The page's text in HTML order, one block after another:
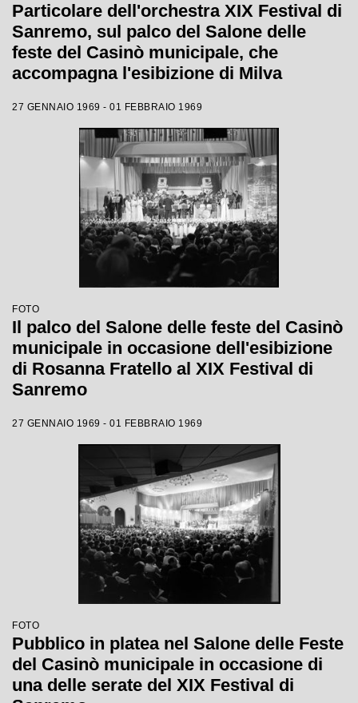
Particolare dell'orchestra XIX Festival di
Sanremo, sul palco del Salone delle
feste del Casinò municipale, che
accompagna l'esibizione di Milva
27 GENNAIO 1969 - 01 FEBBRAIO 1969
FOTO
Il palco del Salone delle feste del Casinò
municipale in occasione dell'esibizione
di Rosanna Fratello al XIX Festival di
Sanremo
27 GENNAIO 1969 - 01 FEBBRAIO 1969
FOTO
Pubblico in platea nel Salone delle Feste
del Casinò municipale in occasione di
una delle serate del XIX Festival di